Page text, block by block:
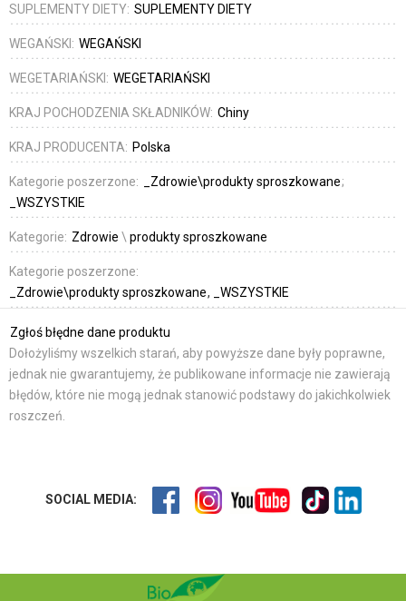
SUPLEMENTY DIETY: SUPLEMENTY DIETY
WEGAŃSKI: WEGAŃSKI
WEGETARIAŃSKI: WEGETARIAŃSKI
KRAJ POCHODZENIA SKŁADNIKÓW: Chiny
KRAJ PRODUCENTA: Polska
Kategorie poszerzone:
_Zdrowie\produkty sproszkowane
_WSZYSTKIE
Kategorie: Zdrowie \ produkty sproszkowane
Kategorie poszerzone:
_Zdrowie\produkty sproszkowane
_WSZYSTKIE
Zgłoś błędne dane produktu
Dołożyliśmy wszelkich starań, aby powyższe dane były poprawne,
jednak nie gwarantujemy, że publikowane informacje nie zawierają
błędów, które nie mogą jednak stanowić podstawy do jakichkolwiek
roszczeń.
SOCIAL MEDIA: